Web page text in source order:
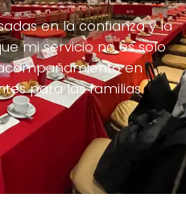
en la confianza y la
mi servicio no es solo
en
para las familias.